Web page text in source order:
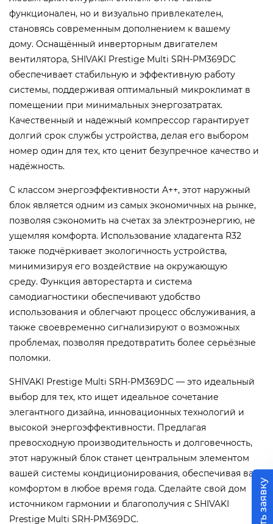
функционален, но и визуально привлекателен,
становясь современным дополнением к вашему
дому. Оснащённый инверторным двигателем
вентилятора, SHIVAKI Prestige Multi SRH-PM369DC
обеспечивает стабильную и эффективную работу
системы, поддерживая оптимальный микроклимат в
помещении при минимальных энергозатратах.
Качественный и надежный компрессор гарантирует
долгий срок службы устройства, делая его выбором
номер один для тех, кто ценит безупречное качество и
надёжность.
С классом энергоэффективности A++, этот наружный
блок является одним из самых экономичных на рынке,
позволяя сэкономить на счетах за электроэнергию, не
ущемляя комфорта. Использование хладагента R32
также подчёркивает экологичность устройства,
минимизируя его воздействие на окружающую
среду. Функция авторестарта и система
самодиагностики обеспечивают удобство
использования и облегчают процесс обслуживания, а
также своевременно сигнализируют о возможных
проблемах, позволяя предотвратить более серьёзные
поломки.
SHIVAKI Prestige Multi SRH-PM369DC — это идеальный
выбор для тех, кто ищет идеальное сочетание
элегантного дизайна, инновационных технологий и
высокой энергоэффективности. Предлагая
превосходную производительность и долговечность,
этот наружный блок станет центральным элементом
вашей системы кондиционирования, обеспечивая вас
комфортом в любое время года. Сделайте свой дом
источником гармонии и благополучия с SHIVAKI
Prestige Multi SRH-PM369DC.